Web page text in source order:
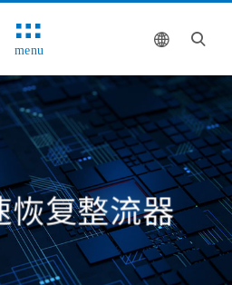
menu
恢复整流器